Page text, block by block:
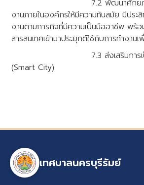
7.2 พัฒนาศักยภาพระบ
งานภายในองค์กรให้มีความทันสมัย มีประ
งานตามภารกิจที่มีความเป็นมืออาชีพ พร้อ
สารสนเทศเข้ามาประยุกต์ใช้กับการทำงา
7.3 ส่งเสริมการเป็นเมื
(Smart City)
เทศบาลนครบุรีรัมย์